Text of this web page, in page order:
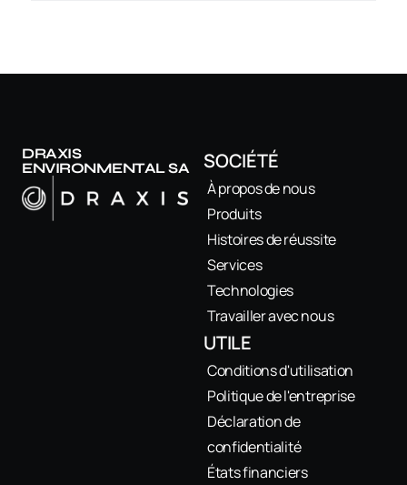
DRAXIS
ENVIRONMENTAL SA
SOCIÉTÉ
À propos de nous
Produits
Histoires de réussite
Services
Technologies
Travailler avec nous
UTILE
Conditions d'utilisation
Politique de l'entreprise
Déclaration de
confidentialité
États financiers